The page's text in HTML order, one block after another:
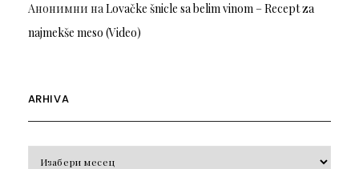
Анонимни наLovačke šnicle sa belim vinom – Recept za
najmekše meso (Video)
ARHIVA